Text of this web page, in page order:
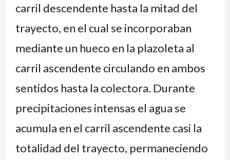
carril descendente hasta la mitad del
trayecto, en el cual se incorporaban
mediante un hueco en la plazoleta al
carril ascendente circulando en ambos
sentidos hasta la colectora. Durante
precipitaciones intensas el agua se
acumula en el carril ascendente casi la
totalidad del trayecto, permaneciendo